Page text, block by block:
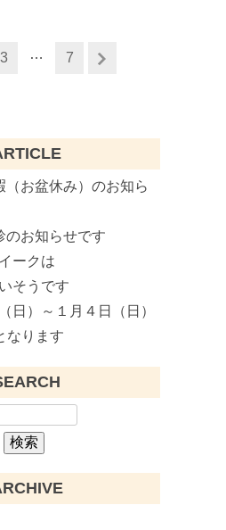
3 … 7
（お盆休み）のお知ら
のお知らせです
ークは
そうです
日）～１月４日（日）
なります